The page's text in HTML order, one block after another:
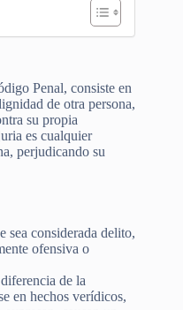
Penal, consiste en
de otra persona,
su propia
es cualquier
perjudicando su
sea considerada delito,
ofensiva o
de la
en hechos verídicos,